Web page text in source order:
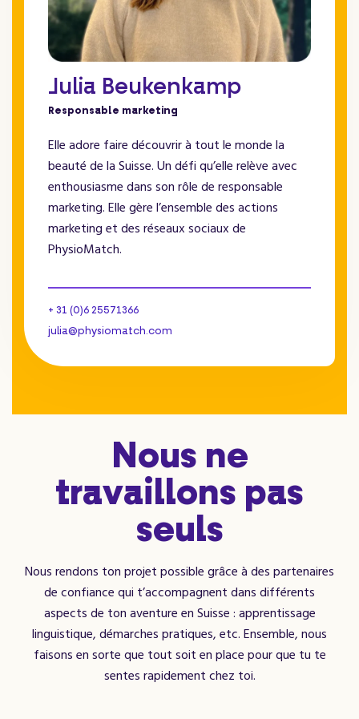
Julia Beukenkamp
Responsable marketing
Elle adore faire découvrir à tout le monde la
beauté de la Suisse. Un défi qu’elle relève avec
enthousiasme dans son rôle de responsable
marketing. Elle gère l’ensemble des actions
marketing et des réseaux sociaux de
PhysioMatch.
+ 31 (0)6 25571366
julia@physiomatch.com
Nous ne
travaillons pas
seuls
Nous rendons ton projet possible grâce à des partenaires
de confiance qui t’accompagnent dans différents
aspects de ton aventure en Suisse : apprentissage
linguistique, démarches pratiques, etc. Ensemble, nous
faisons en sorte que tout soit en place pour que tu te
sentes rapidement chez toi.